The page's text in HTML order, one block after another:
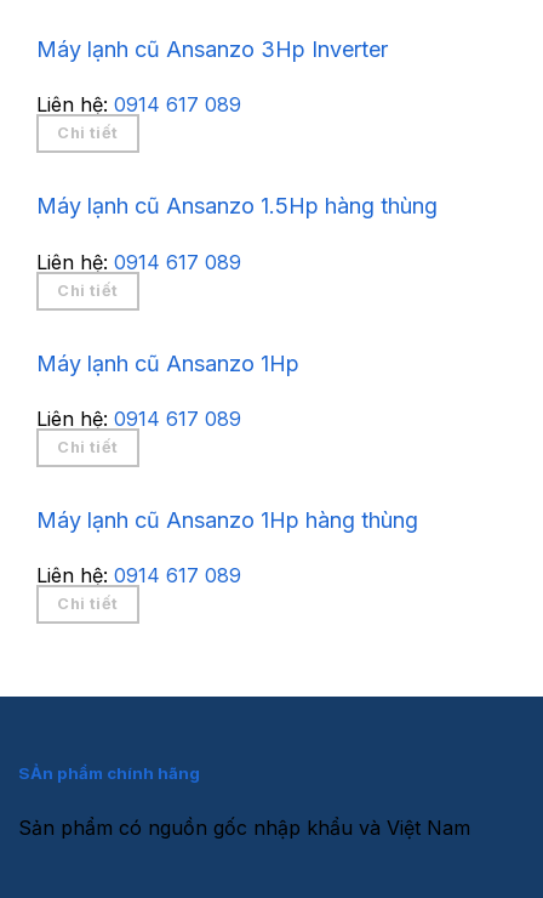
Máy lạnh cũ Ansanzo 3Hp Inverter
Liên hệ: 0914 617 089
Chi tiết
Máy lạnh cũ Ansanzo 1.5Hp hàng thùng
Liên hệ: 0914 617 089
Chi tiết
Máy lạnh cũ Ansanzo 1Hp
Liên hệ: 0914 617 089
Chi tiết
Máy lạnh cũ Ansanzo 1Hp hàng thùng
Liên hệ: 0914 617 089
Chi tiết
SẢn phẩm chính hãng
Sản phẩm có nguồn gốc nhập khẩu và Việt Nam